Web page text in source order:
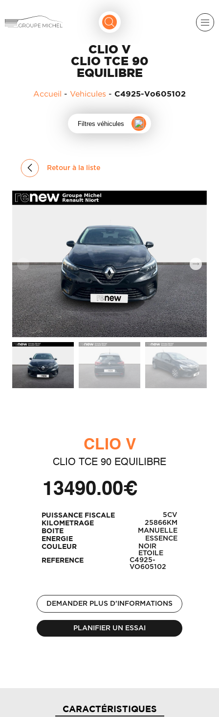
LIGIER
LIGIER
GROUPE
HISTORIQUE
ACTUALITÉS
CLIO V
CLIO TCE 90
EQUILIBRE
Accueil - Vehicules - C4925-Vo605102
Filtres véhicules
Retour à la liste
CLIO V
CLIO TCE 90 EQUILIBRE
13490.00€
PUISSANCE FISCALE 5CV
KILOMETRAGE 25866KM
BOITE MANUELLE
ENERGIE ESSENCE
COULEUR
NOIR
ETOILE
REFERENCE
C4925-
VO605102
DEMANDER PLUS D'INFORMATIONS
PLANIFIER UN ESSAI
CARACTÉRISTIQUES